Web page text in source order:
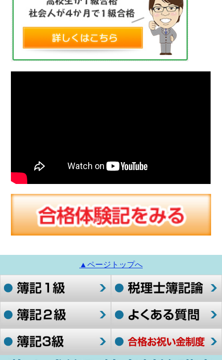
▲ページトップへ